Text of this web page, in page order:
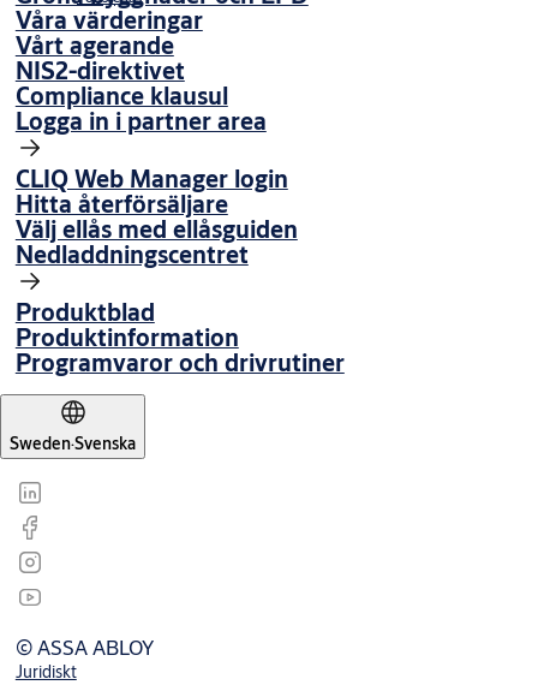
Våra värderingar
Vårt agerande
NIS2-direktivet
Compliance klausul
Logga in i partner area
CLIQ Web Manager login
Hitta återförsäljare
Välj ellås med ellåsguiden
Nedladdningscentret
Produktblad
Produktinformation
Programvaror och drivrutiner
Sweden·Svenska
© ASSA ABLOY
Juridiskt